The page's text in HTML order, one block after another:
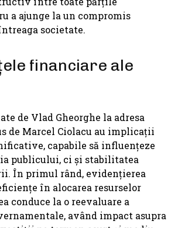
a ajunge la un compromis
societate.
financiare ale
de Vlad Gheorghe la adresa
de Marcel Ciolacu au implicații
capabile să influențeze
publicului, ci și stabilitatea
În primul rând, evidențierea
în alocarea resurselor
conduce la o reevaluare a
având impact asupra